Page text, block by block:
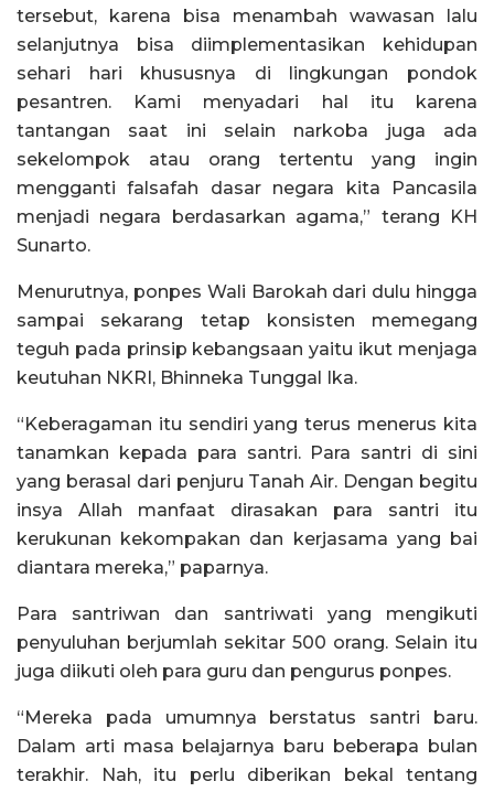
tersebut, karena bisa menambah wawasan lalu
selanjutnya bisa diimplementasikan kehidupan
sehari hari khususnya di lingkungan pondok
pesantren. Kami menyadari hal itu karena
tantangan saat ini selain narkoba juga ada
sekelompok atau orang tertentu yang ingin
mengganti falsafah dasar negara kita Pancasila
menjadi negara berdasarkan agama,” terang KH
Sunarto.
Menurutnya, ponpes Wali Barokah dari dulu hingga
sampai sekarang tetap konsisten memegang
teguh pada prinsip kebangsaan yaitu ikut menjaga
keutuhan NKRI, Bhinneka Tunggal Ika.
“Keberagaman itu sendiri yang terus menerus kita
tanamkan kepada para santri. Para santri di sini
yang berasal dari penjuru Tanah Air. Dengan begitu
insya Allah manfaat dirasakan para santri itu
kerukunan kekompakan dan kerjasama yang bai
diantara mereka,” paparnya.
Para santriwan dan santriwati yang mengikuti
penyuluhan berjumlah sekitar 500 orang. Selain itu
juga diikuti oleh para guru dan pengurus ponpes.
“Mereka pada umumnya berstatus santri baru.
Dalam arti masa belajarnya baru beberapa bulan
terakhir. Nah, itu perlu diberikan bekal tentang